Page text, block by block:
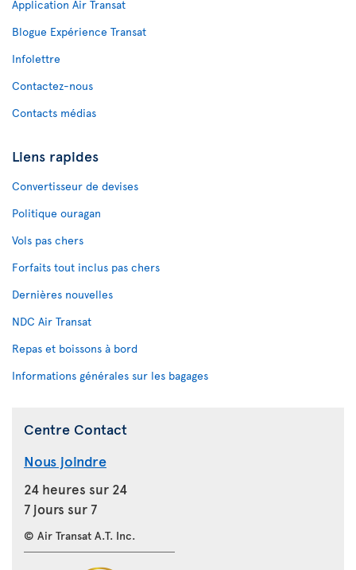
Application Air Transat
Blogue Expérience Transat
Infolettre
Contactez-nous
Contacts médias
Liens rapides
Convertisseur de devises
Politique ouragan
Vols pas chers
Forfaits tout inclus pas chers
Dernières nouvelles
NDC Air Transat
Repas et boissons à bord
Informations générales sur les bagages
Centre Contact
Nous joindre
24 heures sur 24
7 jours sur 7
© Air Transat A.T. Inc.